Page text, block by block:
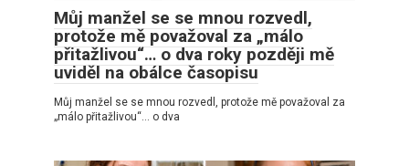
Můj manžel se se mnou rozvedl,
protože mě považoval za „málo
přitažlivou“… o dva roky později mě
uviděl na obálce časopisu
Můj manžel se se mnou rozvedl, protože mě považoval za
„málo přitažlivou“… o dva